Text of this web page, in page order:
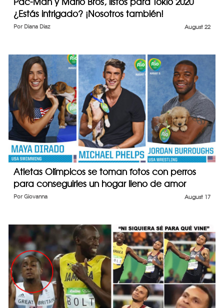
¿Estás intrigado? ¡Nosotros también!
August 22
Por Diana Diaz
Atletas Olímpicos se toman fotos con perros
para conseguirles un hogar lleno de amor
August 17
Por Giovanna